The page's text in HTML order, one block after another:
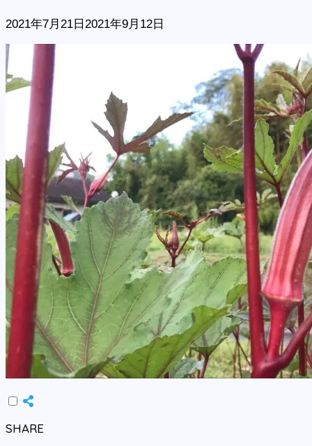
2021年7月21日 2021年9月12日
SHARE